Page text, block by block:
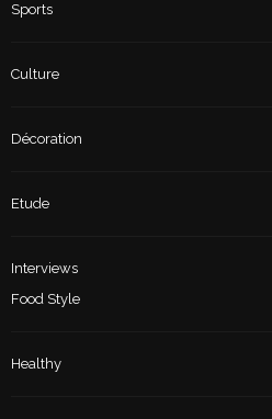
Sports
Culture
Décoration
Etude
Interviews
Food Style
Healthy